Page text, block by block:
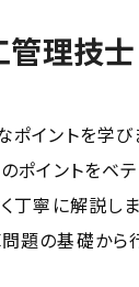
管理技
イントを学び
ポイントをベ
丁寧に解説しま
の基礎から